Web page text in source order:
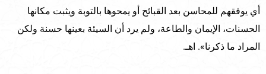
أي يوفقهم للمحاسن بعد القبائح أو يمحوها بالتوبة ويثبت مكانها
الحسنات، الإيمان والطاعة، ولم يرد أن السيئة بعينها حسنة ولكن
المراد ما ذكرنا». اهـ.